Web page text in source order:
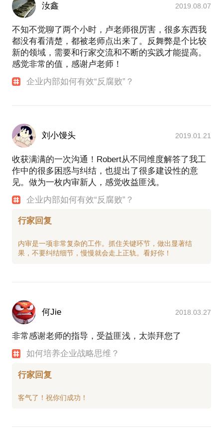
汝鑫 2019.08.07
不知不觉聊了两个小时，卢老师很厉害，很多东西我
都没有看清楚，都被老师点出来了。反舞弊是个比较
新的领域，需要和行家交流和不断的实践才能提高。
感觉非常的值，感谢卢老师！
企业内部如何有效“反腐败”？
刘小馒头 2019.01.21
收获满满的一次沟通！Robert从不同维度解答了我工
作中的很多困惑与纠结，也提出了很多建设性的意
见。做为一枚内审新人，感觉收益匪浅。
企业内部如何有效“反腐败”？
行家回复
内审是一项非常复杂的工作。抓住关键环节，做出显著结
何Jie 2018.03.27
非常感谢老师的指导，受益匪浅，太崇拜您了
如何培养企业战略思维？
行家回复